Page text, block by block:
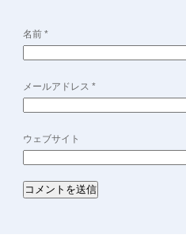
名前 *
メールアドレス *
ウェブサイト